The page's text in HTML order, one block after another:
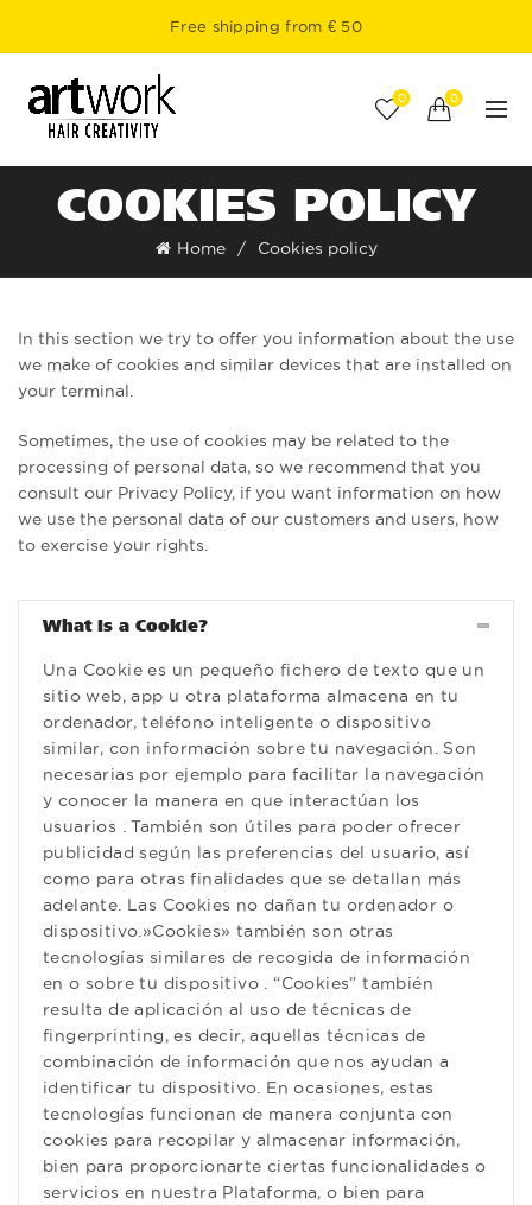
Free shipping from € 50
0 0
COOKIES POLICY
Home Cookies policy
In this section we try to offer you information about the use
we make of cookies and similar devices that are installed on
your terminal.
Sometimes, the use of cookies may be related to the
processing of personal data, so we recommend that you
consult our Privacy Policy, if you want information on how
we use the personal data of our customers and users, how
to exercise your rights.
What is a Cookie?
Una Cookie es un pequeño fichero de texto que un
sitio web, app u otra plataforma almacena en tu
ordenador, teléfono inteligente o dispositivo
similar, con información sobre tu navegación. Son
necesarias por ejemplo para facilitar la navegación
y conocer la manera en que interactúan los
usuarios . También son útiles para poder ofrecer
publicidad según las preferencias del usuario, así
como para otras finalidades que se detallan más
adelante. Las Cookies no dañan tu ordenador o
dispositivo.»Cookies» también son otras
tecnologías similares de recogida de información
en o sobre tu dispositivo . “Cookies” también
resulta de aplicación al uso de técnicas de
fingerprinting, es decir, aquellas técnicas de
combinación de información que nos ayudan a
identificar tu dispositivo. En ocasiones, estas
tecnologías funcionan de manera conjunta con
cookies para recopilar y almacenar información,
bien para proporcionarte ciertas funcionalidades o
servicios en nuestra Plataforma, o bien para